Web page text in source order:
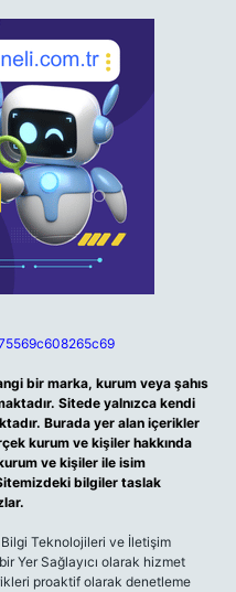
bir marka, kurum veya şahıs
Sitede yalnızca kendi
Burada yer alan içerikler
kurum ve kişiler hakkında
ve kişiler ile isim
bilgiler taslak
Teknolojileri ve İletişim
Yer Sağlayıcı olarak hizmet
proaktif olarak denetleme